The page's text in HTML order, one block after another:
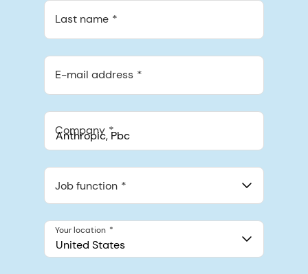
Last name
E-mail address
Company
548 Market St Pmb 90375, San Francisco, California, US
Job function
United States
Your location